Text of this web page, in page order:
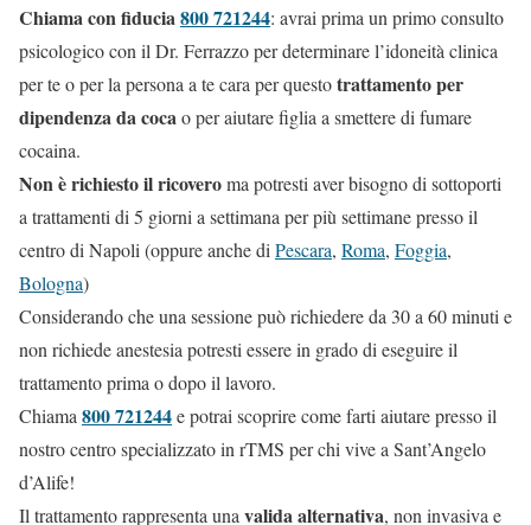
Chiama con fiducia800 721244: avrai prima un primo consulto
psicologico con il Dr. Ferrazzo per determinare l’idoneità clinica
per te o per la persona a te cara per questotrattamento per
dipendenza da cocao per aiutare figlia a smettere di fumare
cocaina.
Non è richiesto il ricoveroma potresti aver bisogno di sottoporti
a trattamenti di 5 giorni a settimana per più settimane presso il
centro di Napoli (oppure anche di Pescara, Roma, Foggia,
Bologna)
Considerando che una sessione può richiedere da 30 a 60 minuti e
non richiede anestesia potresti essere in grado di eseguire il
trattamento prima o dopo il lavoro.
Chiama 800 721244e potrai scoprire come farti aiutare presso il
nostro centro specializzato in rTMS per chi vive a Sant’Angelo
d’Alife!
Il trattamento rappresenta una valida alternativa, non invasiva e